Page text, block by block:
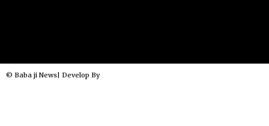
© Baba ji News| Develop By